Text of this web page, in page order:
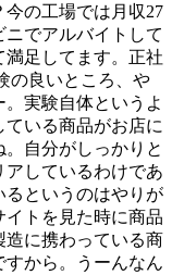
の工場では月収27
でアルバイトして
足してます。正社
の良いところ、や
実験自体というよ
いる商品がお店に
自分がしっかりと
しているわけであ
るというのはやりが
トを見た時に商品
造に携わっている商
から。うーんなん